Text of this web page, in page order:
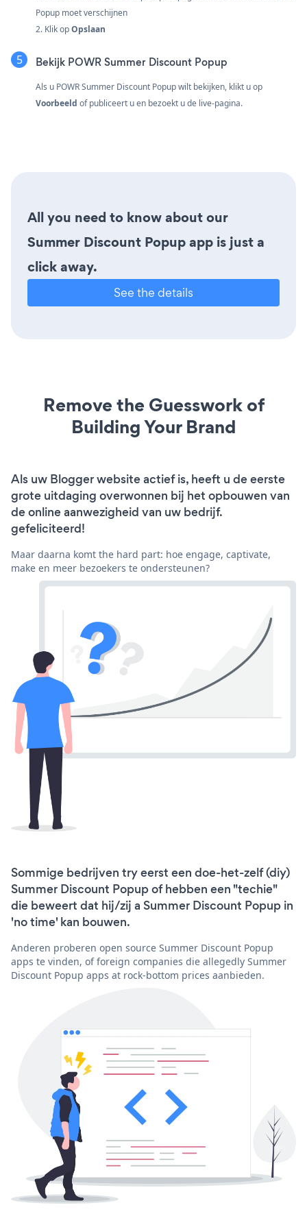
Popup moet verschijnen
2. Klik opOpslaan
Bekijk POWR Summer Discount Popup
Als u POWR Summer Discount Popup wilt bekijken, klikt u op
Voorbeeld of publiceert u en bezoekt u de live-pagina.
All you need to know about our
Summer Discount Popup app is just a
click away.
See the details
Remove the Guesswork of
Building Your Brand
Als uw Blogger website actief is, heeft u de eerste
grote uitdaging overwonnen bij het opbouwen van
de online aanwezigheid van uw bedrijf.
gefeliciteerd!
Maar daarna komt the hard part: hoe engage, captivate,
make en meer bezoekers te ondersteunen?
Sommige bedrijven try eerst een doe-het-zelf (diy)
Summer Discount Popup of hebben een "techie"
die beweert dat hij/zij a Summer Discount Popup in
'no time' kan bouwen.
Anderen proberen open source Summer Discount Popup
apps te vinden, of foreign companies die allegedly Summer
Discount Popup apps at rock-bottom prices aanbieden.